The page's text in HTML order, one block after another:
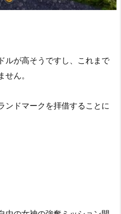
ルが高そうですし、これまで
ん。
ンドマークを拝借することに